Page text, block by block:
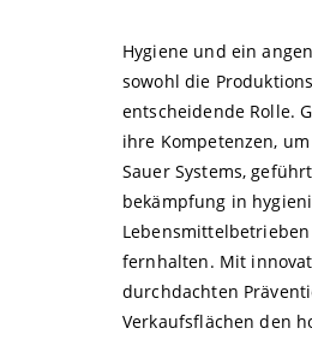
Hygiene und ein
sowohl die
entscheidende Rolle.
ihre Kompetenzen,
Sauer Systems,
bekämpfung in
fernhalten. Mit
durchdachten
Verkaufsflächen den